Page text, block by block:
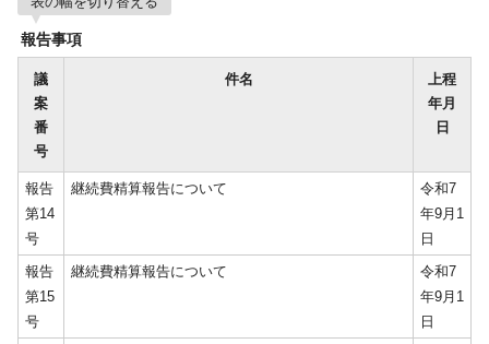
報告事項
議
案
番
号
件名
上程
年月
日
報告
第14
号
継続費精算報告について
令和7
年9月1
日
報告
第15
号
継続費精算報告について
令和7
年9月1
日